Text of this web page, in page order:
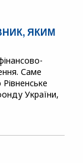
ЯКИМ
Саме
України,